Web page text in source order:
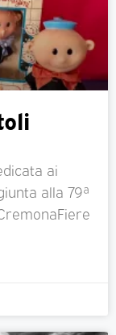
ai
alla 79ª